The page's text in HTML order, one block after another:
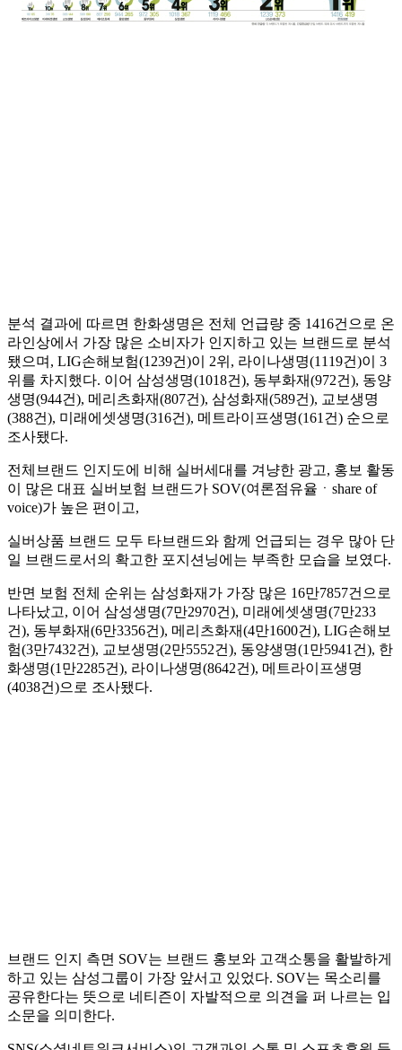
분석 결과에 따르면 한화생명은 전체 언급량 중 1416건으로 온
라인상에서 가장 많은 소비자가 인지하고 있는 브랜드로 분석
됐으며, LIG손해보험(1239건)이 2위, 라이나생명(1119건)이 3
위를 차지했다. 이어 삼성생명(1018건), 동부화재(972건), 동양
생명(944건), 메리츠화재(807건), 삼성화재(589건), 교보생명
(388건), 미래에셋생명(316건), 메트라이프생명(161건) 순으로
조사됐다.
전체브랜드 인지도에 비해 실버세대를 겨냥한 광고, 홍보 활동
이 많은 대표 실버보험 브랜드가 SOV(여론점유율ㆍshare of
voice)가 높은 편이고,
실버상품 브랜드 모두 타브랜드와 함께 언급되는 경우 많아 단
일 브랜드로서의 확고한 포지션닝에는 부족한 모습을 보였다.
반면 보험 전체 순위는 삼성화재가 가장 많은 16만7857건으로
나타났고, 이어 삼성생명(7만2970건), 미래에셋생명(7만233
건), 동부화재(6만3356건), 메리츠화재(4만1600건), LIG손해보
험(3만7432건), 교보생명(2만5552건), 동양생명(1만5941건), 한
화생명(1만2285건), 라이나생명(8642건), 메트라이프생명
(4038건)으로 조사됐다.
브랜드 인지 측면 SOV는 브랜드 홍보와 고객소통을 활발하게
하고 있는 삼성그룹이 가장 앞서고 있었다. SOV는 목소리를
공유한다는 뜻으로 네티즌이 자발적으로 의견을 퍼 나르는 입
소문을 의미한다.